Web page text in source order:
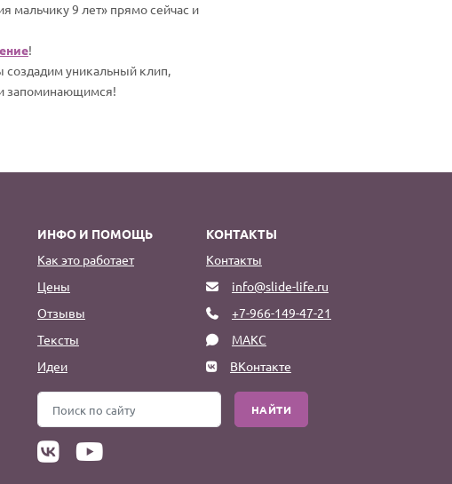
мальчику 9 лет» прямо сейчас и
!
создадим уникальный клип,
и запоминающимся!
ИНФО И ПОМОЩЬ
Как это работает
Цены
Отзывы
Тексты
Идеи
КОНТАКТЫ
Контакты
info@slide-life.ru
+7-966-149-47-21
МАКС
ВКонтакте
НАЙТИ